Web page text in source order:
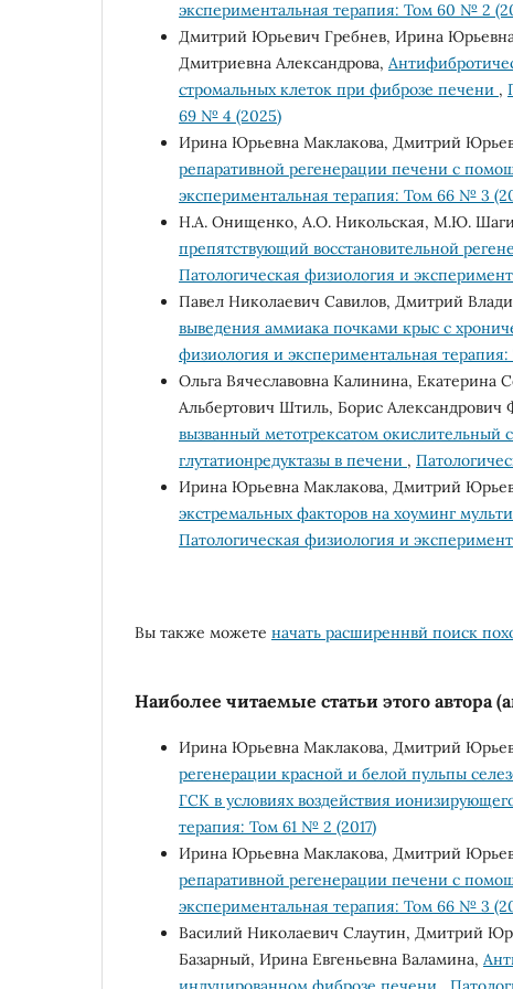
экспериментальная терапия: Том 60 № 2
Дмитрий Юрьевич Гребнев, Ирина
Дмитриевна Александрова,
стромальных клеток при фиброзе печени ,
69 № 4 (2025)
Ирина Юрьевна Маклакова, Дмитрий
репаративной регенерации печени с
экспериментальная терапия: Том 66 № 3
Н.А. Онищенко, А.О. Никольская, М.Ю.
препятствующий восстановительной
Патологическая физиология и
Павел Николаевич Савилов, Дмитрий
выведения аммиака почками крыс с
физиология и экспериментальная
Ольга Вячеславовна Калинина, Екатерина
Альбертович Штиль, Борис Александрович
вызванный метотрексатом окислительный
глутатионредуктазы в печени ,
Ирина Юрьевна Маклакова, Дмитрий
экстремальных факторов на хоуминг
Патологическая физиология и
Вы также можете начать расширеннвй поиск
Наиболее читаемые статьи этого автора
Ирина Юрьевна Маклакова, Дмитрий
регенерации красной и белой пульпы
ГСК в условиях воздействия
терапия: Том 61 № 2 (2017)
Ирина Юрьевна Маклакова, Дмитрий
репаративной регенерации печени с
экспериментальная терапия: Том 66 № 3
Василий Николаевич Слаутин, Дмитрий
Базарный, Ирина Евгеньевна Валамина,